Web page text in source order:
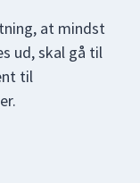
at mindst
ud, skal gå til
til